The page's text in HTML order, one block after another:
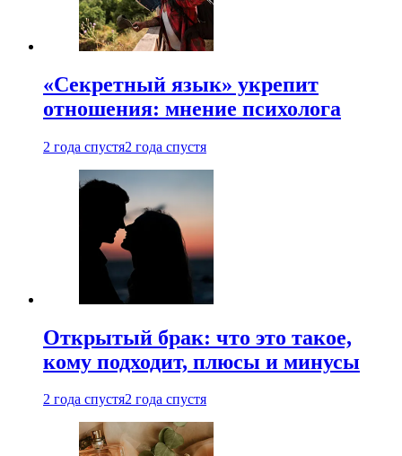
«Секретный язык» укрепит
отношения: мнение психолога
2 года спустя2 года спустя
Открытый брак: что это такое,
кому подходит, плюсы и минусы
2 года спустя2 года спустя